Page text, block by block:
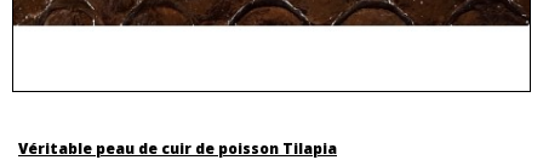
Véritable peau de cuir de poisson Tilapia